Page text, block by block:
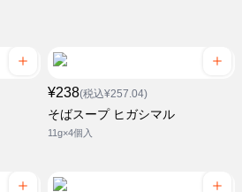
¥238(税込¥257.04)
そばスープ ヒガシマル
11g×4個入